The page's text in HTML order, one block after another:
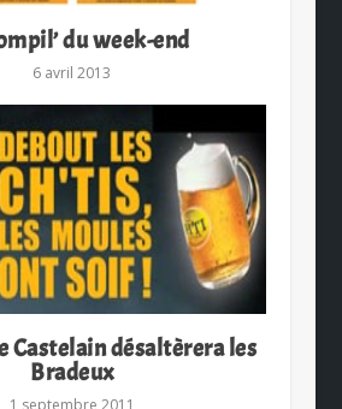
du week-end
6 avril 2013
Castelain désaltèrera les
Bradeux
1 septembre 2011